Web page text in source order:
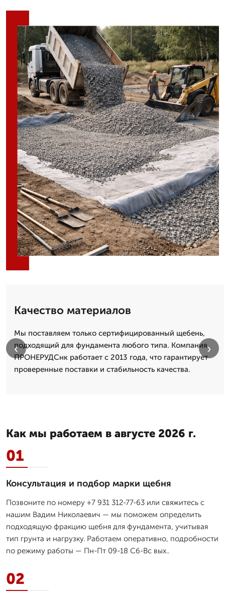
Качество материалов
Мы поставляем только сертифицированный щебень,
подходящий для фундамента любого типа. Компания
ПРОНЕРУДСнк работает с 2013 года, что гарантирует
проверенные поставки и стабильность качества.
‹ ›
Как мы работаем в августе 2026 г.
01
Консультация и подбор марки щебня
Позвоните по номеру +7 931 312-77-63 или свяжитесь с
нашим Вадим Николаевич — мы поможем определить
подходящую фракцию щебня для фундамента, учитывая
тип грунта и нагрузку. Работаем оперативно, подробности
по режиму работы — Пн-Пт 09-18 Сб-Вс вых..
02